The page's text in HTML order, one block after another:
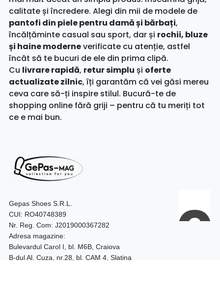
calitate și încredere. Alegi din mii de modele de
pantofi din piele pentru damă și bărbați,
încălțăminte casual sau sport, dar și rochii, bluze
și haine moderneverificate cu atenție, astfel
încât să te bucuri de ele din prima clipă.
Cu livrare rapidă, retur simplu și oferte
actualizate zilnic, îți garantăm că vei găsi mereu
ceva care să-ți inspire stilul. Bucură-te de
shopping online fără griji – pentru că tu meriți tot
ce e mai bun.
Gepas Shoes S.R.L.
CUI: RO40748389
Nr. Reg. Com: J2019000367282
Adresa magazine:
Bulevardul Carol I, bl. M6B, Craiova
B-dul Al. Cuza, nr.28, bl. CAM 4, Slatina